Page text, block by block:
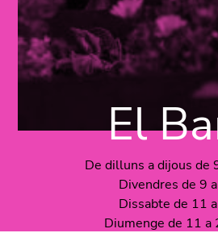
El
De dilluns a dijous de
Divendres de 9
Dissabte de 11
Diumenge de 11 a